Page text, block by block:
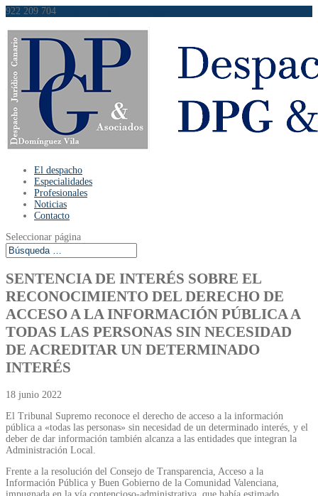
922 209 704
El despacho
Especialidades
Profesionales
Noticias
Contacto
Seleccionar página
SENTENCIA DE INTERÉS SOBRE EL
RECONOCIMIENTO DEL DERECHO DE
ACCESO A LA INFORMACIÓN PÚBLICA A
TODAS LAS PERSONAS SIN NECESIDAD
DE ACREDITAR UN DETERMINADO
INTERÉS
18 junio 2022
El Tribunal Supremo reconoce el derecho de acceso a la información
pública a «todas las personas» sin necesidad de un determinado interés, y el
deber de dar información también alcanza a las entidades que integran la
Administración Local.
Frente a la resolución del Consejo de Transparencia, Acceso a la
Información Pública y Buen Gobierno de la Comunidad Valenciana,